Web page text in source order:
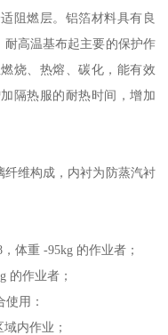
阻燃层。铝箔材料具有良
耐高温基布起主要的保护作
烧、热熔、碳化，能有效
隔热服的耐热时间，增加
维构成，内衬为防蒸汽衬
体重 -95kg 的作业者；
的作业者；
用：
内作业；